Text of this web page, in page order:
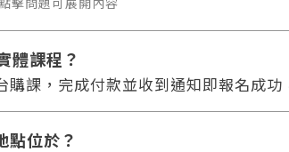
體課程？
購課，完成付款並收到通知即報名成功
點位於？